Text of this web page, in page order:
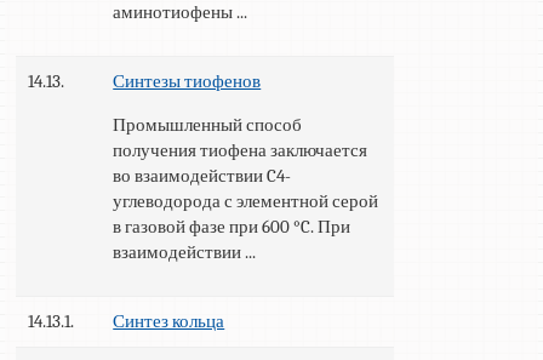
аминотиофены ...
14.13.
Синтезы тиофенов
Промышленный способ
получения тиофена заключается
во взаимодействии C4-
углеводорода с элементной серой
в газовой фазе при 600 °C. При
взаимодействии ...
14.13.1. Синтез кольца